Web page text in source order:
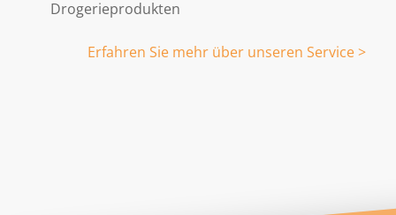
Drogerieprodukten
Erfahren Sie mehr über unseren Service >